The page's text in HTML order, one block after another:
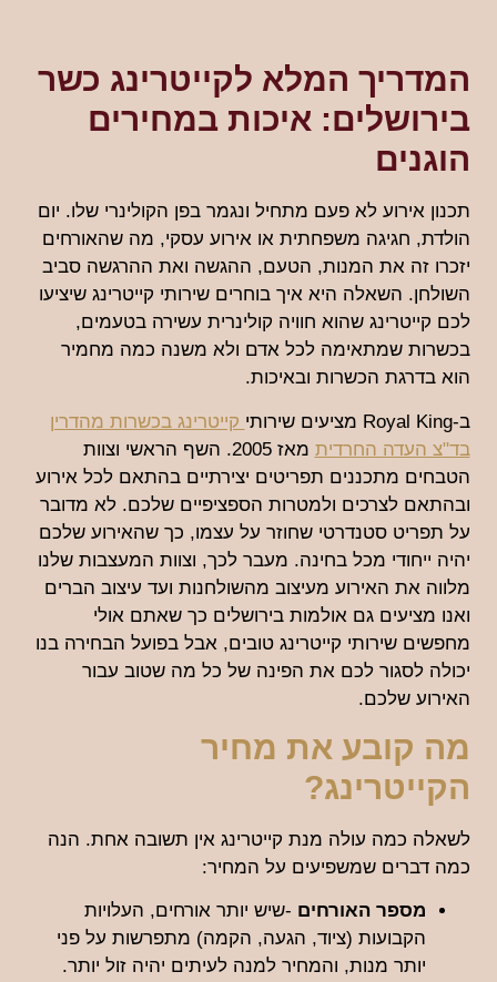
המדריך המלא לקייטרינג כשר
בירושלים: איכות במחירים
הוגנים
תכנון אירוע לא פעם מתחיל ונגמר בפן הקולינרי שלו. יום
הולדת, חגיגה משפחתית או אירוע עסקי, מה שהאורחים
יזכרו זה את המנות, הטעם, ההגשה ואת ההרגשה סביב
השולחן. השאלה היא איך בוחרים שירותי קייטרינג שיציעו
לכם קייטרינג שהוא חוויה קולינרית עשירה בטעמים,
בכשרות שמתאימה לכל אדם ולא משנה כמה מחמיר
הוא בדרגת הכשרות ובאיכות.
ב-Royal King מציעים שירותי
קייטרינג בכשרות מהדרין
בד"צ העדה החרדית
מאז 2005. השף הראשי וצוות
הטבחים מתכננים תפריטים יצירתיים בהתאם לכל אירוע
ובהתאם לצרכים ולמטרות הספציפיים שלכם. לא מדובר
על תפריט סטנדרטי שחוזר על עצמו, כך שהאירוע שלכם
יהיה ייחודי מכל בחינה. מעבר לכך, וצוות המעצבות שלנו
מלווה את האירוע מעיצוב מהשולחנות ועד עיצוב הברים
ואנו מציעים גם אולמות בירושלים כך שאתם אולי
מחפשים שירותי קייטרינג טובים, אבל בפועל הבחירה בנו
יכולה לסגור לכם את הפינה של כל מה שטוב עבור
האירוע שלכם.
מה קובע את מחיר
הקייטרינג?
לשאלה כמה עולה מנת קייטרינג אין תשובה אחת. הנה
כמה דברים שמשפיעים על המחיר:
מספר האורחים -שיש יותר אורחים, העלויות
הקבועות (ציוד, הגעה, הקמה) מתפרשות על פני
יותר מנות, והמחיר למנה לעיתים יהיה זול יותר.